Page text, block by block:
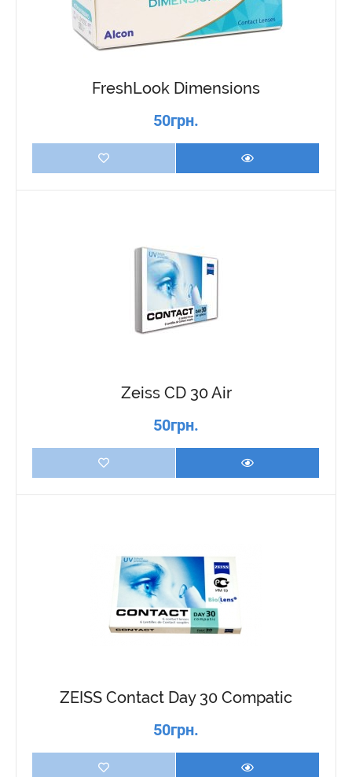
FreshLook Dimensions
50грн.
Zeiss CD 30 Air
50грн.
ZEISS Contact Day 30 Compatic
50грн.